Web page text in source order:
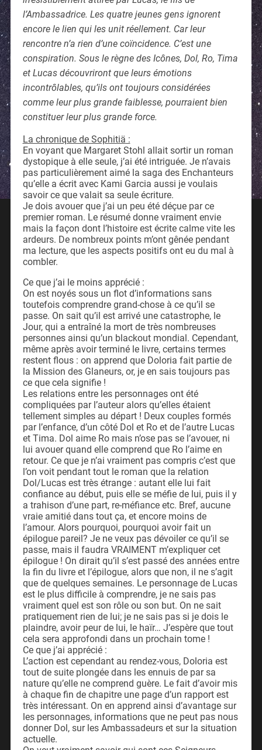
l’Ambassadrice. Les quatre jeunes gens ignorent
encore le lien qui les unit réellement. Car leur
rencontre n’a rien d’une coïncidence. C’est une
conspiration. Sous le règne des Icônes, Dol, Ro, Tima
et Lucas découvriront que leurs émotions
incontrôlables, qu’ils ont toujours considérées
comme leur plus grande faiblesse, pourraient bien
constituer leur plus grande force.
La chronique de Sophitiä :
En voyant que Margaret Stohl allait sortir un roman
dystopique à elle seule, j’ai été intriguée. Je n’avais
pas particulièrement aimé la saga des Enchanteurs
qu’elle a écrit avec Kami Garcia aussi je voulais
savoir ce que valait sa seule écriture.
Je dois avouer que j’ai un peu été déçue par ce
premier roman. Le résumé donne vraiment envie
mais la façon dont l’histoire est écrite calme vite les
ardeurs. De nombreux points m’ont gênée pendant
ma lecture, que les aspects positifs ont eu du mal à
combler.
Ce que j’ai le moins apprécié :
On est noyés sous un flot d’informations sans
toutefois comprendre grand-chose à ce qu’il se
passe. On sait qu’il est arrivé une catastrophe, le
Jour, qui a entraîné la mort de très nombreuses
personnes ainsi qu’un blackout mondial. Cependant,
même après avoir terminé le livre, certains termes
restent flous : on apprend que Doloria fait partie de
la Mission des Glaneurs, or, je en sais toujours pas
ce que cela signifie !
Les relations entre les personnages ont été
compliquées par l’auteur alors qu’elles étaient
tellement simples au départ ! Deux couples formés
par l’enfance, d’un côté Dol et Ro et de l’autre Lucas
et Tima. Dol aime Ro mais n’ose pas se l’avouer, ni
lui avouer quand elle comprend que Ro l’aime en
retour. Ce que je n’ai vraiment pas compris c’est que
l’on voit pendant tout le roman que la relation
Dol/Lucas est très étrange : autant elle lui fait
confiance au début, puis elle se méfie de lui, puis il y
a trahison d’une part, re-méfiance etc. Bref, aucune
vraie amitié dans tout ça, et encore moins de
l’amour. Alors pourquoi, pourquoi avoir fait un
épilogue pareil? Je ne veux pas dévoiler ce qu’il se
passe, mais il faudra VRAIMENT m’expliquer cet
épilogue ! On dirait qu’il s’est passé des années entre
la fin du livre et l’épilogue, alors que non, il ne s’agit
que de quelques semaines. Le personnage de Lucas
est le plus difficile à comprendre, je ne sais pas
vraiment quel est son rôle ou son but. On ne sait
pratiquement rien de lui; je ne sais pas si je dois le
plaindre, avoir peur de lui, le haïr… J’espère que tout
cela sera approfondi dans un prochain tome !
Ce que j’ai apprécié :
L’action est cependant au rendez-vous, Doloria est
tout de suite plongée dans les ennuis de par sa
nature qu’elle ne comprend guère. Le fait d’avoir mis
à chaque fin de chapitre une page d’un rapport est
très intéressant. On en apprend ainsi d’avantage sur
les personnages, informations que ne peut pas nous
donner Dol, sur les Ambassadeurs et sur la situation
actuelle.